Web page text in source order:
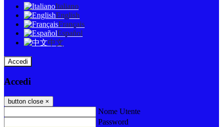
Italiano
English
Français
Español
中文
Accedi
Accedi
button close ×
Nome Utente
Password